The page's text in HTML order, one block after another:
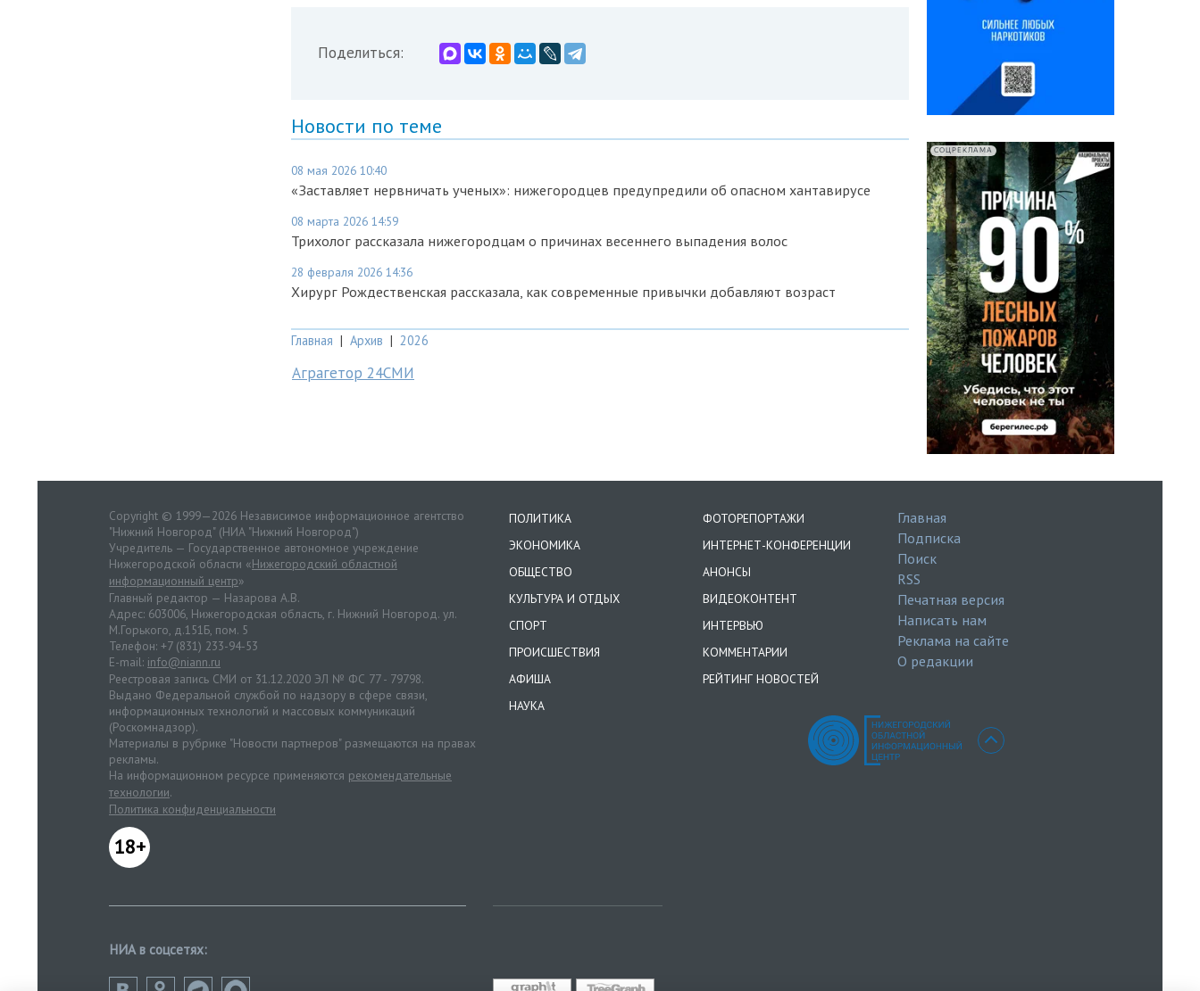
Поделиться:
Новости по теме
08 мая 2026 10:40
«Заставляет нервничать ученых»: нижегородцев предупредили об опасном хантавирусе
08 марта 2026 14:59
Трихолог рассказала нижегородцам о причинах весеннего выпадения волос
28 февраля 2026 14:36
Хирург Рождественская рассказала, как современные привычки добавляют возраст
Главная | Архив | 2026
Аграгетор 24СМИ
СОЦРЕКЛАМА
Copyright © 1999—2026 Независимое информационное агентство
"Нижний Новгород" (НИА "Нижний Новгород")
Учредитель — Государственное автономное учреждение
Нижегородской области «Нижегородский областной
информационный центр»
Главный редактор — Назарова А.В.
Адрес: 603006, Нижегородская область, г. Нижний Новгород. ул.
М.Горького, д.151Б, пом. 5
Телефон: +7 (831) 233-94-53
E-mail: info@niann.ru
Реестровая запись СМИ от 31.12.2020 ЭЛ № ФС 77 - 79798.
Выдано Федеральной службой по надзору в сфере связи,
информационных технологий и массовых коммуникаций
(Роскомнадзор).
Материалы в рубрике "Новости партнеров" размещаются на правах
рекламы.
На информационном ресурсе применяются рекомендательные
технологии.
Политика конфиденциальности
18+
ПОЛИТИКА
ЭКОНОМИКА
ОБЩЕСТВО
КУЛЬТУРА И ОТДЫХ
СПОРТ
ПРОИСШЕСТВИЯ
АФИША
НАУКА
ФОТОРЕПОРТАЖИ
ИНТЕРНЕТ-КОНФЕРЕНЦИИ
АНОНСЫ
ВИДЕОКОНТЕНТ
ИНТЕРВЬЮ
КОММЕНТАРИИ
РЕЙТИНГ НОВОСТЕЙ
Главная
Подписка
Поиск
RSS
Печатная версия
Написать нам
Реклама на сайте
О редакции
НИА в соцсетях: